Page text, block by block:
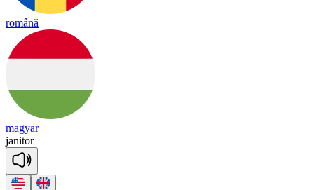
română
magyar
janitor